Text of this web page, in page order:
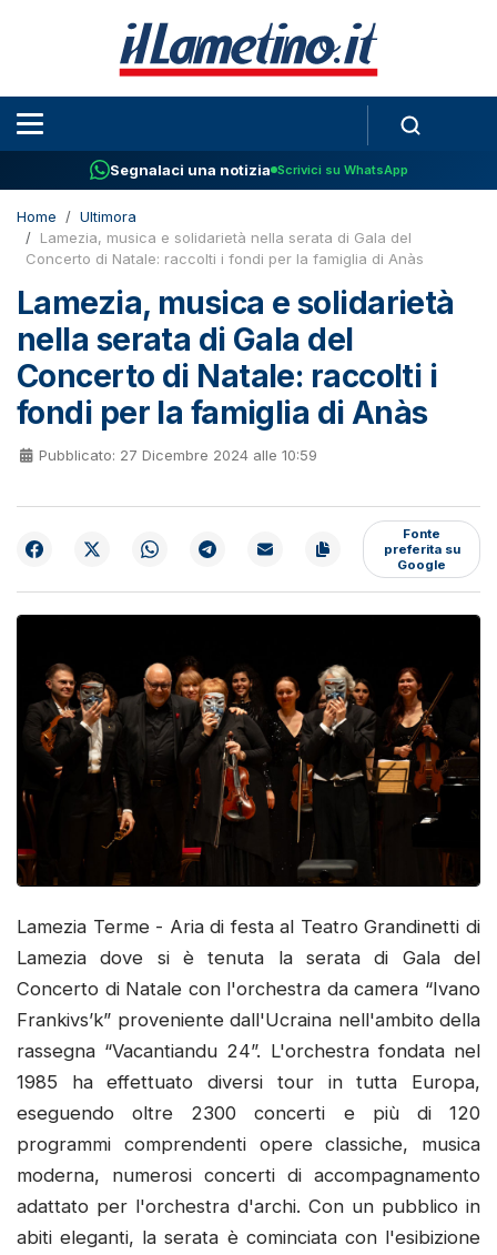
Segnalaci una notizia Scrivici su WhatsApp
Home
Ultimora
Lamezia, musica e solidarietà nella serata di Gala del
Concerto di Natale: raccolti i fondi per la famiglia di Anàs
Lamezia, musica e solidarietà
nella serata di Gala del
Concerto di Natale: raccolti i
fondi per la famiglia di Anàs
Pubblicato: 27 Dicembre 2024 alle 10:59
Fonte
preferita su
Google
Lamezia Terme - Aria di festa al Teatro Grandinetti di
Lamezia dove si è tenuta la serata di Gala del
Concerto di Natale con l'orchestra da camera “Ivano
Frankivs’k” proveniente dall'Ucraina nell'ambito della
rassegna “Vacantiandu 24”. L'orchestra fondata nel
1985 ha effettuato diversi tour in tutta Europa,
eseguendo oltre 2300 concerti e più di 120
programmi comprendenti opere classiche, musica
moderna, numerosi concerti di accompagnamento
adattato per l'orchestra d'archi. Con un pubblico in
abiti eleganti, la serata è cominciata con l'esibizione